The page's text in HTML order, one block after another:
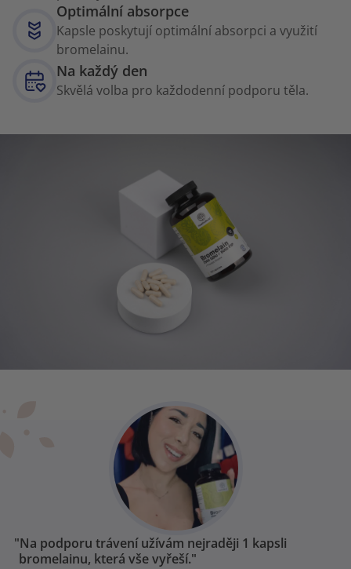
Optimální absorpce
Kapsle poskytují optimální absorpci a využití
bromelainu.
Na každý den
Skvělá volba pro každodenní podporu těla.
"Na podporu trávení užívám nejraději 1 kapsli
bromelainu, která vše vyřeší."